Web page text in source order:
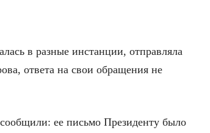
в разные инстанции, отправляла
ответа на свои обращения не
ее письмо Президенту было